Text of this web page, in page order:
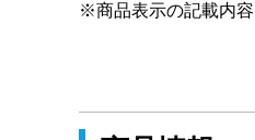
※商品表示の記載内容